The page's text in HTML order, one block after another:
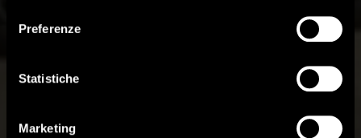
Preferenze
Statistiche
Marketing
Belgio: denuncia contro FedEx
verso Israele
3 Giugno 2026